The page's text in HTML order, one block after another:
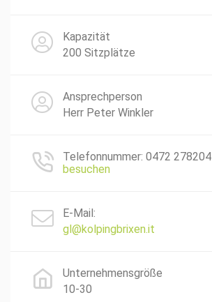
Kapazität
200 Sitzplätze
Ansprechperson
Herr Peter Winkler
Telefonnummer: 0472 278204
besuchen
E-Mail:
gl@kolpingbrixen.it
Unternehmensgröße
10-30